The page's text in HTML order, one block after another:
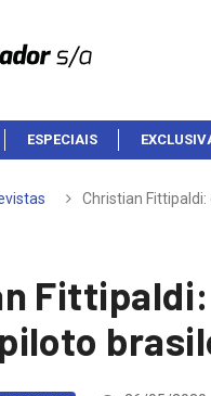
ESPECIAIS
Christian Fittipaldi: